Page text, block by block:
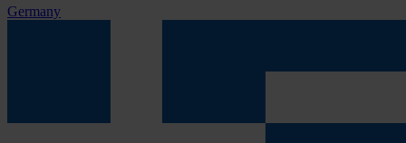
Germany